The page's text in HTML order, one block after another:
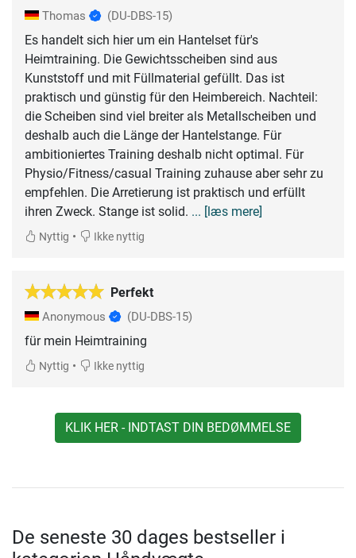
Thomas (DU-DBS-15)
Es handelt sich hier um ein Hantelset für's
Heimtraining. Die Gewichtsscheiben sind aus
Kunststoff und mit Füllmaterial gefüllt. Das ist
praktisch und günstig für den Heimbereich. Nachteil:
die Scheiben sind viel breiter als Metallscheiben und
deshalb auch die Länge der Hantelstange. Für
ambitioniertes Training deshalb nicht optimal. Für
Physio/Fitness/casual Training zuhause aber sehr zu
empfehlen. Die Arretierung ist praktisch und erfüllt
ihren Zweck. Stange ist solid. ... [læs mere]
Nyttig • Ikke nyttig
Perfekt
Anonymous (DU-DBS-15)
für mein Heimtraining
Nyttig • Ikke nyttig
KLIK HER - INDTAST DIN BEDØMMELSE
De seneste 30 dages bestseller i